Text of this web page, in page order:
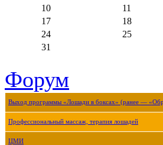
10
11
17
18
24
25
31
Форум
Выход программы «Лошади в боксах» (ранее —
Профессиональный массаж, терапия лошадей
ЦМИ